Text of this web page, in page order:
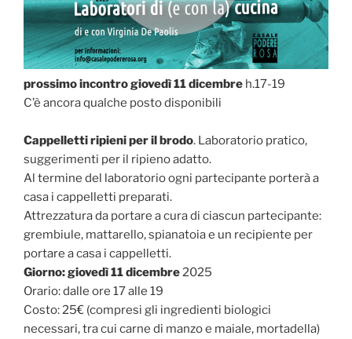
prossimo incontro giovedì 11 dicembre h.17-19
C’è ancora qualche posto disponibili
Cappelletti ripieni per il brodo. Laboratorio pratico,
suggerimenti per il ripieno adatto.
Al termine del laboratorio ogni partecipante porterà a
casa i cappelletti preparati.
Attrezzatura da portare a cura di ciascun partecipante:
grembiule, mattarello, spianatoia e un recipiente per
portare a casa i cappelletti.
Giorno: giovedì 11 dicembre2025
Orario: dalle ore 17 alle 19
Costo: 25€ (compresi gli ingredienti biologici
necessari, tra cui carne di manzo e maiale, mortadella)